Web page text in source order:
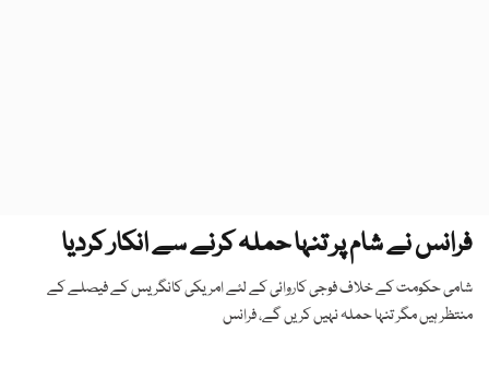
فرانس نے شام پر تنہا حملہ کرنے سے انکار کردیا
شامی حکومت کے خلاف فوجی کاروائی کے لئے امریکی کانگریس کے فیصلے کے
منتظر ہیں مگر تنہا حملہ نہیں کریں گے، فرانس